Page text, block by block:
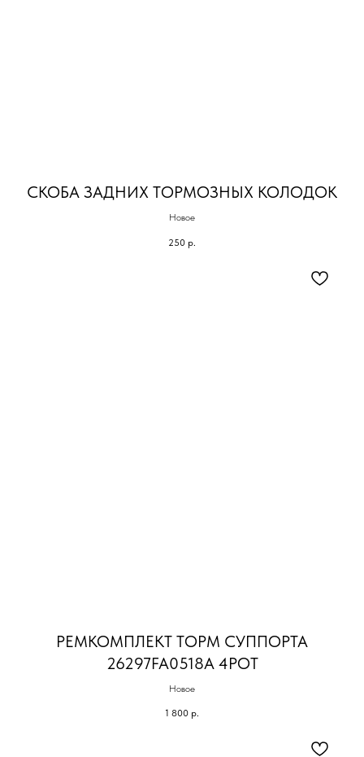
СКОБА ЗАДНИХ ТОРМОЗНЫХ КОЛОДОК
Новое
250 р.
РЕМКОМПЛЕКТ ТОРМ СУППОРТА
26297FA0518A 4POT
Новое
1 800 р.